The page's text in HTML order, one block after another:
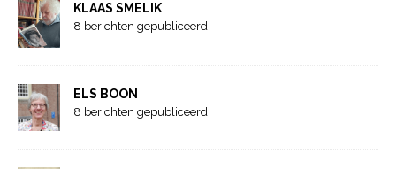
KLAAS SMELIK
8 berichten gepubliceerd
ELS BOON
8 berichten gepubliceerd